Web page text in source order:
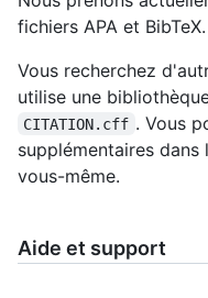
fichiers APA et BibTeX.
Vous recherchez
utilise une
CITATION.cff . Vous
supplémentaires dans
vous-même.
Aide et support